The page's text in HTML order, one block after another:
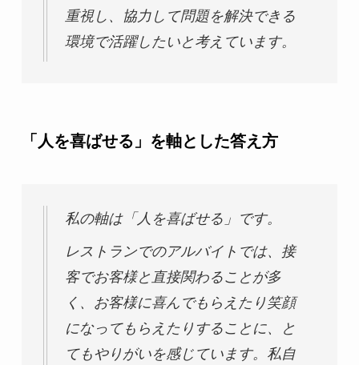
重視し、協力して問題を解決できる
環境で活躍したいと考えています。
「人を喜ばせる」を軸とした答え方
私の軸は「人を喜ばせる」です。
レストランでのアルバイトでは、接
客でお客様と直接関わることが多
く、お客様に喜んでもらえたり笑顔
になってもらえたりすることに、と
てもやりがいを感じています。私自